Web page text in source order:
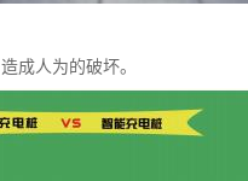
成人为的破坏。